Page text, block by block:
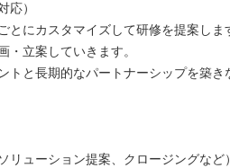
応）
とにカスタマイズして研修を提案しま
・立案していきます。
トと長期的なパートナーシップを築き
ューション提案、クロージングなど